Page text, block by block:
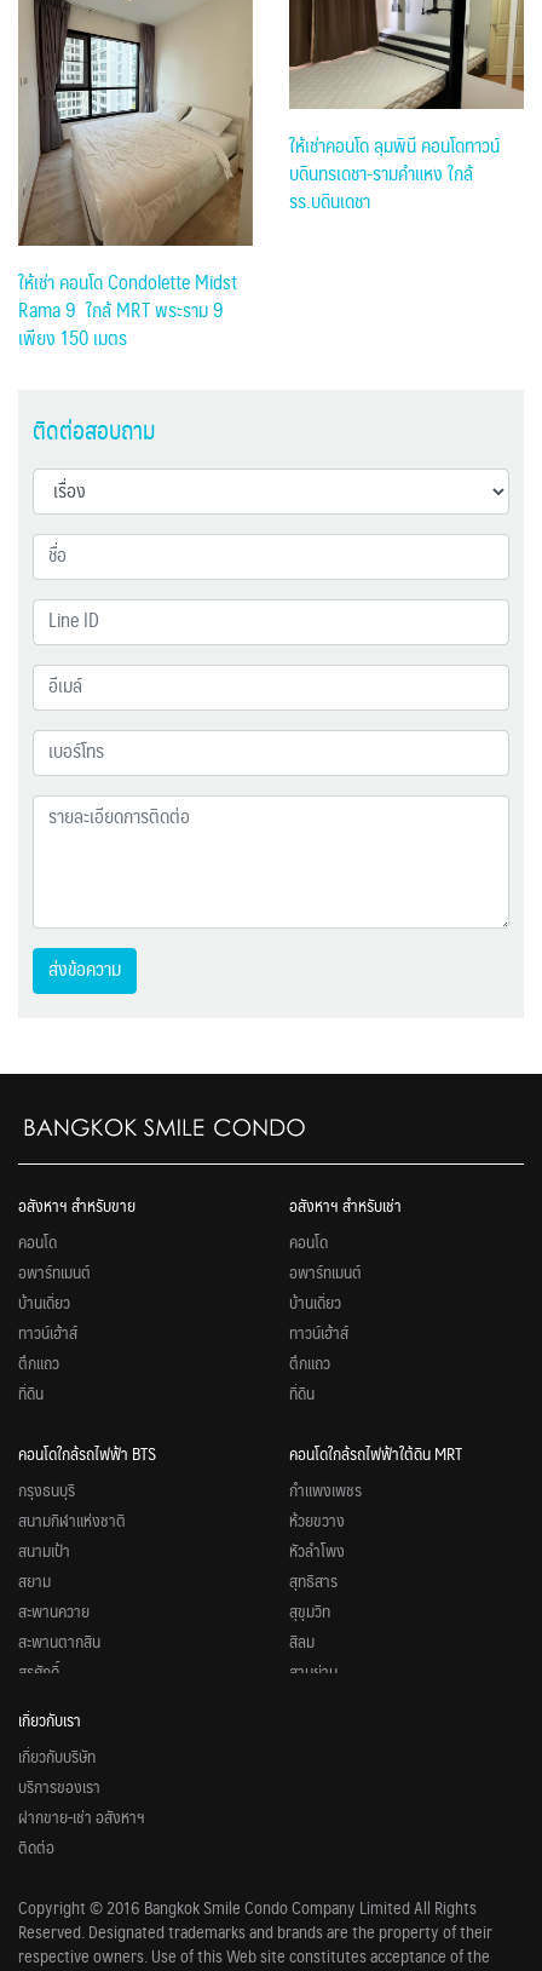
ให้เช่า คอนโด Condolette Midst
Rama 9 ใกล้ MRT พระราม 9
เพียง 150 เมตร
ให้เช่าคอนโด ลุมพินี คอนโดทาวน์
บดินทรเดชา-รามคำแหง ใกล้
รร.บดินเดชา
ติดต่อสอบถาม
ส่งข้อความ
อสังหาฯ สำหรับขาย
คอนโด
อพาร์ทเมนต์
บ้านเดี่ยว
ทาวน์เฮ้าส์
ตึกแถว
ที่ดิน
อสังหาฯ สำหรับเช่า
คอนโด
อพาร์ทเมนต์
บ้านเดี่ยว
ทาวน์เฮ้าส์
ตึกแถว
ที่ดิน
คอนโดใกล้รถไฟฟ้า BTS
กรุงธนบุรี
สนามกีฬาแห่งชาติ
สนามเป้า
สยาม
สะพานควาย
สะพานตากสิน
สุรศักดิ์
อนุสาวรีย์ชัยสมรภูมิ
อารีย์
อุดมสุข
อโศก
อ่อนนุช
เอกมัย
แบริ่ง
คอนโดใกล้รถไฟฟ้าใต้ดิน MRT
กำแพงเพชร
ห้วยขวาง
หัวลำโพง
สุทธิสาร
สุขุมวิท
สีลม
สามย่าน
พระราม 9
บางโพ
เกี่ยวกับเรา
เกี่ยวกับบริษัท
บริการของเรา
ฝากขาย-เช่า อสังหาฯ
ติดต่อ
Copyright © 2016 Bangkok Smile Condo Company Limited All Rights
Reserved. Designated trademarks and brands are the property of their
respective owners. Use of this Web site constitutes acceptance of the